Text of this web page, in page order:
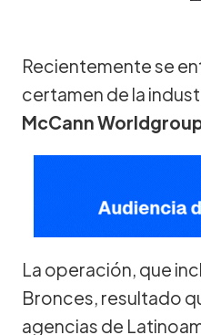
Recientemente se
certamen de la
McCann
La operación, que
Bronces, resultado
agencias de